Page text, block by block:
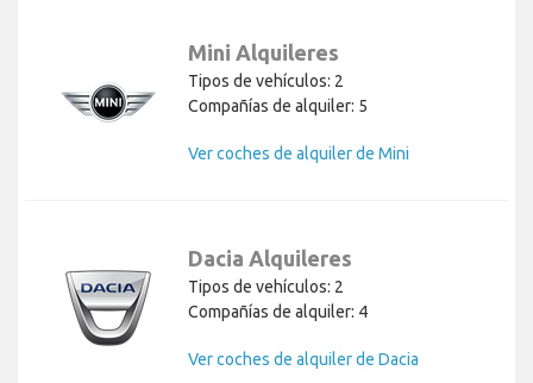
Mini Alquileres
Tipos de vehículos: 2
Compañías de alquiler: 5
Ver coches de alquiler de Mini
Dacia Alquileres
Tipos de vehículos: 2
Compañías de alquiler: 4
Ver coches de alquiler de Dacia